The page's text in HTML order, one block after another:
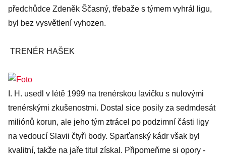
předchůdce Zdeněk Ščasný, třebaže s týmem vyhrál ligu,
byl bez vysvětlení vyhozen.
TRENÉR HAŠEK
I. H. usedl v létě 1999 na trenérskou lavičku s nulovými
trenérskými zkušenostmi. Dostal sice posily za sedmdesát
miliónů korun, ale jeho tým ztrácel po podzimní části ligy
na vedoucí Slavii čtyři body. Sparťanský kádr však byl
kvalitní, takže na jaře titul získal. Připomeňme si opory -